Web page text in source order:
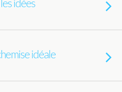
idées
idéale